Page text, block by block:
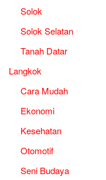
Solok
Solok Selatan
Tanah Datar
Langkok
Cara Mudah
Ekonomi
Kesehatan
Otomotif
Seni Budaya